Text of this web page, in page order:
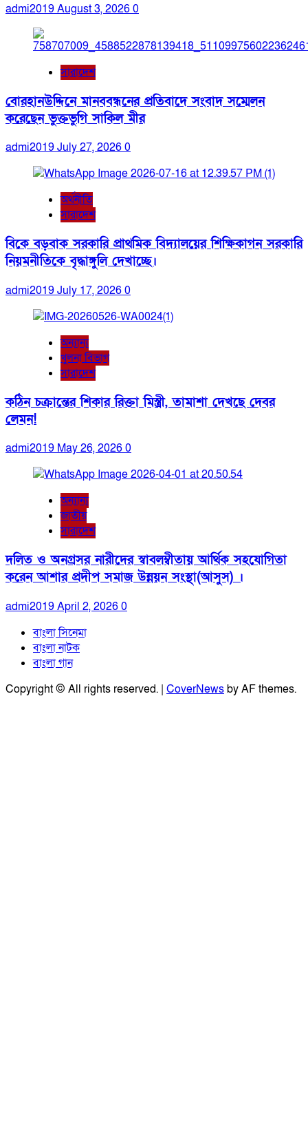
admi2019August 3, 20260
সারাদেশ
বোরহানউদ্দিনে মানববন্ধনের প্রতিবাদে সংবাদ সম্মেলন
করেছেন ভুক্তভুগি সাকিল মীর
admi2019July 27, 20260
অর্থনীতি
সারাদেশ
বিকে বড়বাক সরকারি প্রাথমিক বিদ্যালয়ের শিক্ষিকাগন সরকারি
নিয়মনীতিকে বৃদ্ধাঙ্গুলি দেখাচ্ছে।
admi2019July 17, 20260
অন্যান্য
খুলনা বিভাগ
সারাদেশ
কঠিন চক্রান্তের শিকার রিক্তা মিস্ত্রী, তামাশা দেখছে দেবর
লেমন!
admi2019 May 26, 20260
অন্যান্য
জাতীয়
সারাদেশ
দলিত ও অনগ্রসর নারীদের স্বাবলম্বীতায় আর্থিক সহযোগিতা
করেন আশার প্রদীপ সমাজ উন্নয়ন সংস্থা(আসুস) ।
admi2019April 2, 20260
বাংলা সিনেমা
বাংলা নাটক
বাংলা গান
Copyright © All rights reserved. | CoverNewsby AF themes.